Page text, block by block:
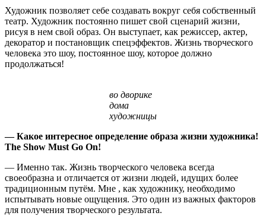
Художник позволяет себе создавать вокруг себя собственный
театр. Художник постоянно пишет свой сценарий жизни,
рисуя в нем свой образ. Он выступает, как режиссер, актер,
декоратор и постановщик спецэффектов. Жизнь творческого
человека это шоу, постоянное шоу, которое должно
продолжаться!
во дворике
дома
художницы
— Какое интересное определение образа жизни художника!
The Show Must Go On!
— Именно так. Жизнь творческого человека всегда
своеобразна и отличается от жизни людей, идущих более
традиционным путём. Мне , как художнику, необходимо
испытывать новые ощущения. Это один из важных факторов
для получения творческого результата.